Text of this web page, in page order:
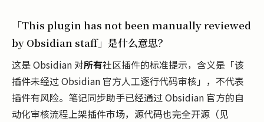
「This plugin has not been manually reviewed
by Obsidian staff」是什么意思？
这是 Obsidian 对所有社区插件的标准提示，含义是「该
插件未经过 Obsidian 官方人工逐行代码审核」，不代表
插件有风险。笔记同步助手已经通过 Obsidian 官方的自
动化审核流程上架插件市场，源代码也完全开源（见